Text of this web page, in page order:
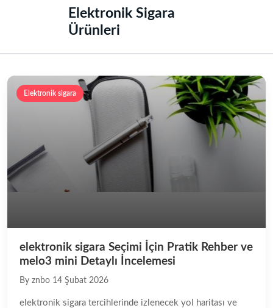
‌Elektronik Sigara
Ürünleri‌
Elektronik sigara
elektronik sigara Seçimi İçin Pratik Rehber ve
melo3 mini Detaylı İncelemesi
By znbo 14 Şubat 2026
elektronik sigara tercihlerinde izlenecek yol haritası ve